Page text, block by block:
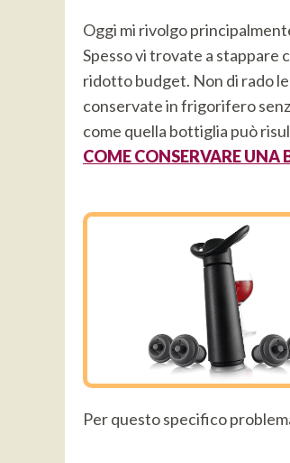
Oggi mi rivolgo
Spesso vi trovate a stappare
ridotto budget. Non di rado
conservate in frigorifero
come quella bottiglia può
COME CONSERVARE UNA
Per questo specifico